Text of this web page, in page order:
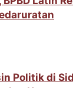
Politik di